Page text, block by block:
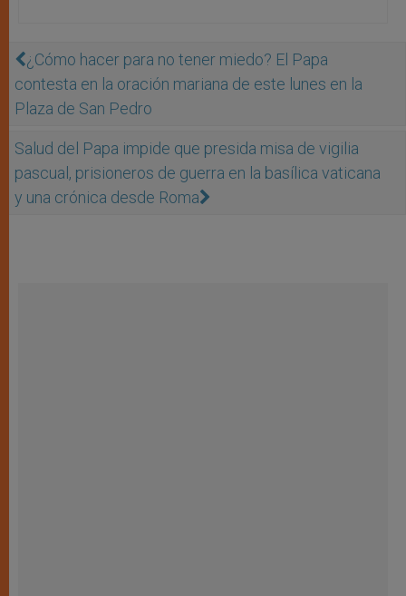
¿Cómo hacer para no tener miedo? El Papa
contesta en la oración mariana de este lunes en la
Plaza de San Pedro
Salud del Papa impide que presida misa de vigilia
pascual, prisioneros de guerra en la basílica vaticana
y una crónica desde Roma